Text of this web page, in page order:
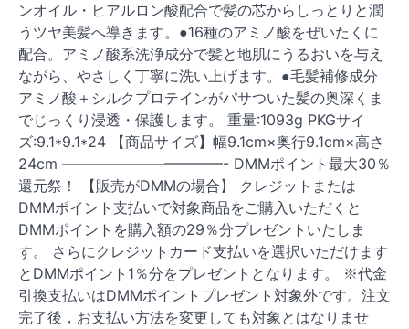
ンオイル・ヒアルロン酸配合で髪の芯からしっとりと潤
うツヤ美髪へ導きます。●16種のアミノ酸をぜいたくに
配合。アミノ酸系洗浄成分で髪と地肌にうるおいを与え
ながら、やさしく丁寧に洗い上げます。●毛髪補修成分
アミノ酸＋シルクプロテインがパサついた髪の奥深くま
でじっくり浸透・保護します。 重量:1093g PKGサイ
ズ:9.1*9.1*24 【商品サイズ】幅9.1cm×奥行9.1cm×高さ
24cm ———————————- DMMポイント最大30％
還元祭！ 【販売がDMMの場合】 クレジットまたは
DMMポイント支払いで対象商品をご購入いただくと
DMMポイントを購入額の29％分プレゼントいたしま
す。 さらにクレジットカード支払いを選択いただけます
とDMMポイント1％分をプレゼントとなります。 ※代金
引換支払いはDMMポイントプレゼント対象外です。注文
完了後，お支払い方法を変更しても対象とはなりませ